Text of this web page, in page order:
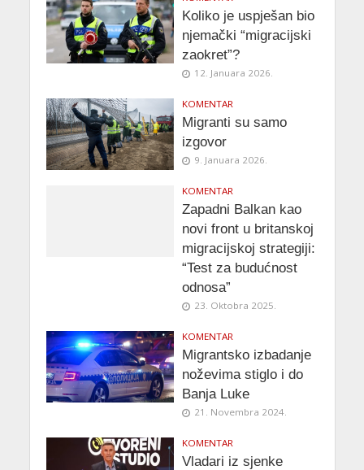
Koliko je uspješan bio
njemački “migracijski
zaokret”?
12. Januara 2026.
KOMENTAR
Migranti su samo
izgovor
9. Januara 2026.
KOMENTAR
Zapadni Balkan kao
novi front u britanskoj
migracijskoj strategiji:
“Test za budućnost
odnosa”
23. Oktobra 2025.
KOMENTAR
Migrantsko izbadanje
noževima stiglo i do
Banja Luke
21. Novembra 2024.
KOMENTAR
Vladari iz sjenke